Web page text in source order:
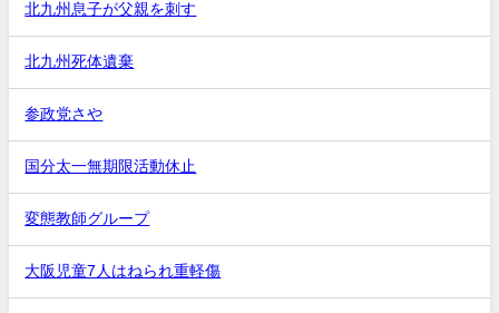
北九州息子が父親を刺す
北九州死体遺棄
参政党さや
国分太一無期限活動休止
変態教師グループ
大阪児童7人はねられ重軽傷